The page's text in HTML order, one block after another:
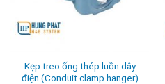
Kẹp treo ống thép luồn dây
điện (Conduit clamp hanger)